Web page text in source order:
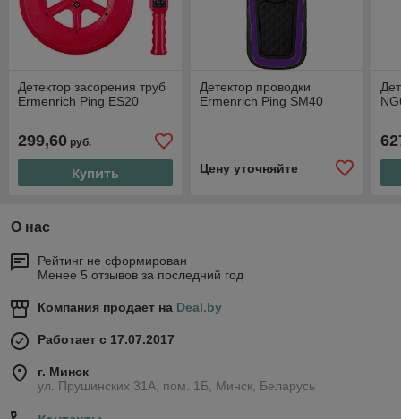
Детектор засорения труб
Ermenrich Ping ES20
299,60 руб.
Купить
Детектор проводки
Ermenrich Ping SM40
Цену уточняйте
О нас
Рейтинг не сформирован
Менее 5 отзывов за последний год
Компания продает на Deal.by
Работает с 17.07.2017
г. Минск
ул. Прушинских 31А, пом. 1Б, Минск, Беларусь